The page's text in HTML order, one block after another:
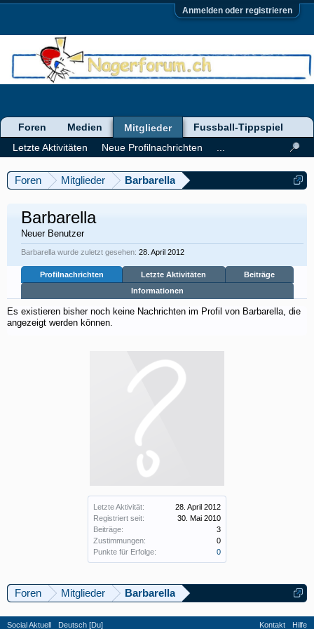
Anmelden oder registrieren
Foren Mitglieder Barbarella
Letzte Aktivität:
28. April 2012
Registriert seit:
30. Mai 2010
Beiträge:
3
Zustimmungen:
0
Punkte für Erfolge:
0
Barbarella
Neuer Benutzer
Barbarella wurde zuletzt gesehen: 28. April 2012
Profilnachrichten Letzte Aktivitäten
Beiträge
Informationen
Es existieren bisher noch keine Nachrichten im Profil von Barbarella, die
angezeigt werden können.
Foren Mitglieder Barbarella
Foren Medien
Mitglieder
Letzte Aktivitäten
Neue Profilnachrichten
Fussball-Tippspiel
Social Aktuell Deutsch [Du] Kontakt Hilfe